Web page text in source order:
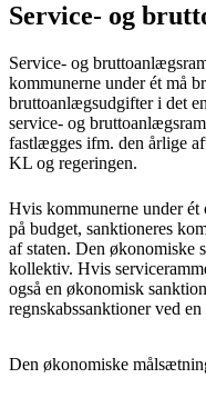
Service- og
Service- og
kommunerne under ét må
bruttoanlægsudgifter i det
service- og
fastlægges ifm. den årlige
KL og regeringen.
Hvis kommunerne under ét
på budget, sanktioneres
af staten. Den
kollektiv. Hvis
også en økonomisk
regnskabssanktioner ved
Den økonomiske